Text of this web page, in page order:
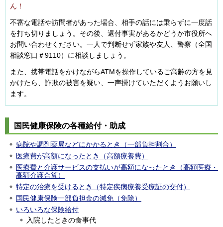
ん！
不審な電話や訪問者があった場合、相手の話には乗らずに一度話
を打ち切りましょう。その後、還付事実があるかどうか市役所へ
お問い合わせください。一人で判断せず家族や友人、警察（全国
相談窓口＃9110）に相談しましょう。
また、携帯電話をかけながらATMを操作しているご高齢の方を見
かけたら、詐欺の被害を疑い、一声掛けていただくようお願いし
ます。
国民健康保険の各種給付・助成
病院や調剤薬局などにかかるとき（一部負担割合）
医療費が高額になったとき（高額療養費）
医療費と介護サービスの支払いが高額になったとき（高額医療・
高額介護合算）
特定の治療を受けるとき（特定疾病療養受療証の交付）
国民健康保険一部負担金の減免（免除）
いろいろな保険給付
入院したときの食事代